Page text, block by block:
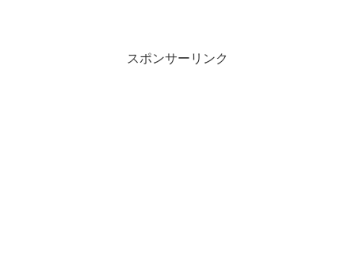
スポンサーリンク